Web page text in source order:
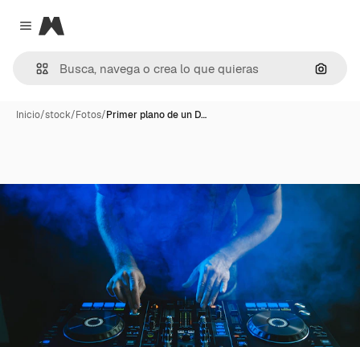
Close menu
Magnific
Inicio/stock/Fotos/Primer plano de un D…